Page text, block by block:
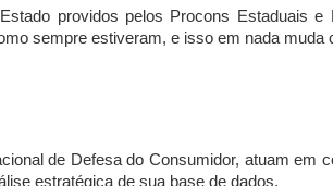
providos pelos Procons Estaduais
sempre estiveram, e isso em nada muda
de Defesa do Consumidor, atuam em
estratégica de sua base de dados.